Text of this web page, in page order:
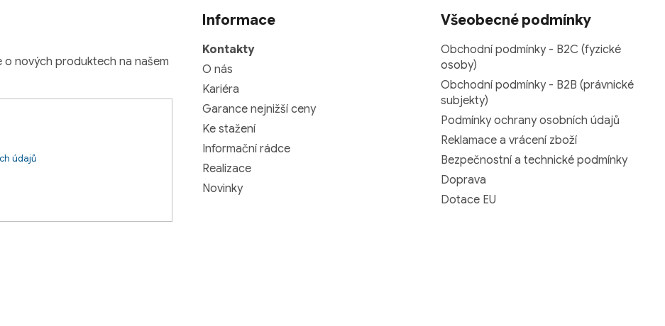
o nových produktech na našem
údajů
Informace
Kontakty
O nás
Kariéra
Garance nejnižší ceny
Ke stažení
Informační rádce
Realizace
Novinky
Všeobecné podmínky
Obchodní podmínky - B2C (fyzické
osoby)
Obchodní podmínky - B2B (právnické
subjekty)
Podmínky ochrany osobních údajů
Reklamace a vrácení zboží
Bezpečnostní a technické podmínky
Doprava
Dotace EU